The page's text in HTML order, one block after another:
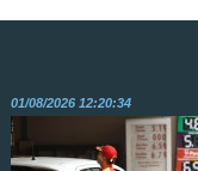
01/08/2026 12:20:34